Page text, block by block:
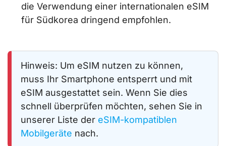
die Verwendung einer internationalen eSIM
für Südkorea dringend empfohlen.
Hinweis: Um eSIM nutzen zu können,
muss Ihr Smartphone entsperrt und mit
eSIM ausgestattet sein. Wenn Sie dies
schnell überprüfen möchten, sehen Sie in
unserer Liste der eSIM-kompatiblen
Mobilgeräte nach.